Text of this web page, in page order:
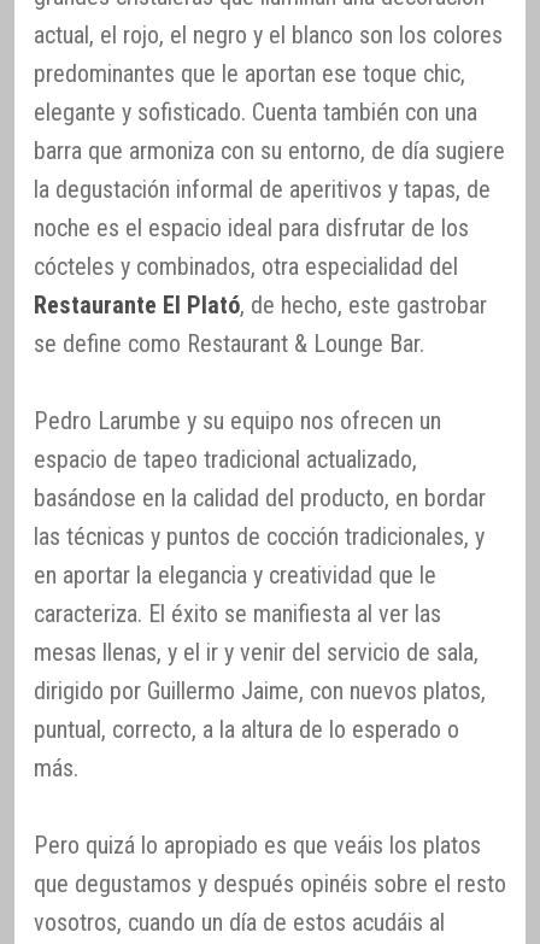
actual, el rojo, el negro y el blanco son los colores
predominantes que le aportan ese toque chic,
elegante y sofisticado. Cuenta también con una
barra que armoniza con su entorno, de día sugiere
la degustación informal de aperitivos y tapas, de
noche es el espacio ideal para disfrutar de los
cócteles y combinados, otra especialidad del
Restaurante El Plató, de hecho, este gastrobar
se define como Restaurant & Lounge Bar.
Pedro Larumbe y su equipo nos ofrecen un
espacio de tapeo tradicional actualizado,
basándose en la calidad del producto, en bordar
las técnicas y puntos de cocción tradicionales, y
en aportar la elegancia y creatividad que le
caracteriza. El éxito se manifiesta al ver las
mesas llenas, y el ir y venir del servicio de sala,
dirigido por Guillermo Jaime, con nuevos platos,
puntual, correcto, a la altura de lo esperado o
más.
Pero quizá lo apropiado es que veáis los platos
que degustamos y después opinéis sobre el resto
vosotros, cuando un día de estos acudáis al